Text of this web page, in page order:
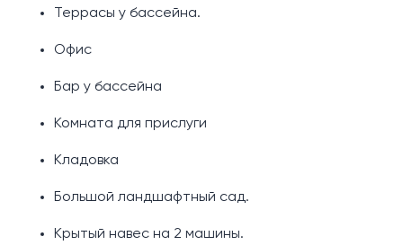
Террасы у бассейна.
Офис
Бар у бассейна
Комната для прислуги
Кладовка
Большой ландшафтный сад.
Крытый навес на 2 машины.